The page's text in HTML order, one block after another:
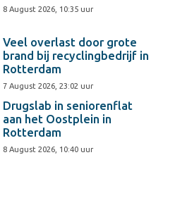
8 August 2026, 10:35 uur
Veel overlast door grote
brand bij recyclingbedrijf in
Rotterdam
7 August 2026, 23:02 uur
Drugslab in seniorenflat
aan het Oostplein in
Rotterdam
8 August 2026, 10:40 uur